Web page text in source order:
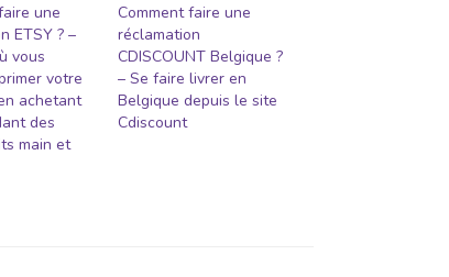
une
ETSY ? –
vous
votre
achetant
des
main et
Comment faire une
réclamation
CDISCOUNT Belgique ?
– Se faire livrer en
Belgique depuis le site
Cdiscount